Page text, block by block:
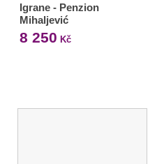
Igrane - Penzion
Mihaljević
8 250 Kč